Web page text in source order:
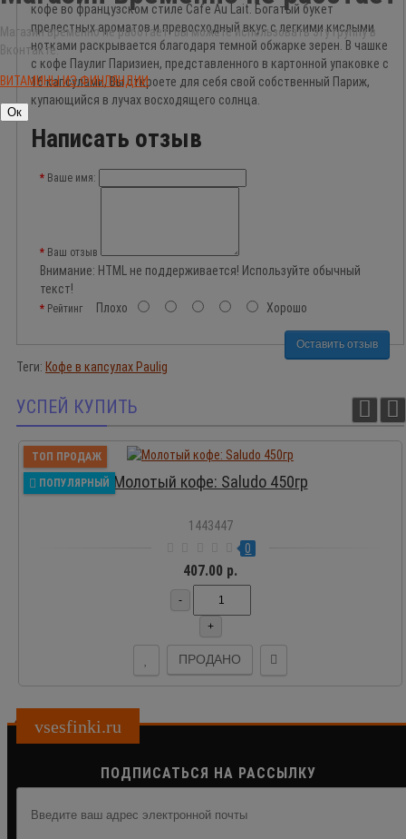
кофе во французском стиле Cafe Au Lait. Богатый букет
прелестных ароматов и превосходный вкус с легкими кислыми
нотками раскрывается благодаря темной обжарке зерен. В чашке
с кофе Паулиг Паризиен, представленного в картонной упаковке с
16 капсулами, Вы откроете для себя свой собственный Париж,
купающийся в лучах восходящего солнца.
Написать отзыв
Ваше имя:
Ваш отзыв
Внимание: HTML не поддерживается! Используйте обычный
текст!
Рейтинг Плохо Хорошо
Оставить отзыв
Теги: Кофе в капсулах Paulig
УСПЕЙ КУПИТЬ
ТОП ПРОДАЖ
ПОПУЛЯРНЫЙ Молотый кофе: Saludo 450гр
1443447
0
407.00 р.
-
+
ПРОДАНО
vsesfinki.ru
ПОДПИСАТЬСЯ НА РАССЫЛКУ
Магазин временно не работает. Вы можете использовать эту группу в
Вконтакте:
ВИТАМИНЫ ИЗ ФИНЛЯНДИИ
Ок